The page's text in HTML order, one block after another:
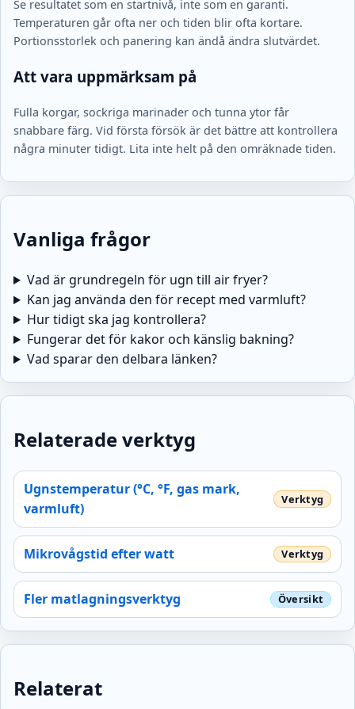
Se resultatet som en startnivå, inte som en garanti.
Temperaturen går ofta ner och tiden blir ofta kortare.
Portionsstorlek och panering kan ändå ändra slutvärdet.
Att vara uppmärksam på
Fulla korgar, sockriga marinader och tunna ytor får
snabbare färg. Vid första försök är det bättre att kontrollera
några minuter tidigt. Lita inte helt på den omräknade tiden.
Vanliga frågor
Vad är grundregeln för ugn till air fryer?
Kan jag använda den för recept med varmluft?
Hur tidigt ska jag kontrollera?
Fungerar det för kakor och känslig bakning?
Vad sparar den delbara länken?
Relaterade verktyg
Ugnstemperatur (°C, °F, gas mark,
varmluft)
Mikrovågstid efter watt
Fler matlagningsverktyg
Relaterat